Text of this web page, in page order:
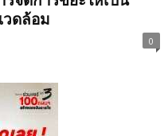
ดล้อม
0